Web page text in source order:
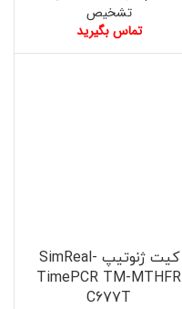
تشخیص
تماس بگیرید
کیت ژنوتیپ SimReal-
TimePCR TM-MTHFR
C677T